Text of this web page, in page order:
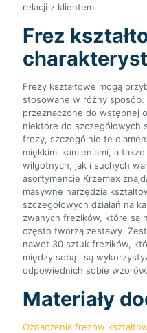
relacji z klientem.
Frez
Frezy kształtowe mogą
stosowane w różny
przeznaczone do wstępnej
niektóre do szczegółowych
frezy, szczególnie te
miękkimi kamieniami, a
wilgotnych, jak i suchych
asortymencie Krzemex
masywne narzędzia
szczegółowych działań na
zwanych frezików, które są
często tworzą zestawy.
nawet 30 sztuk frezików,
między sobą i są
odpowiednich sobie wzorów.
Materiały
Oznaczenia frezów